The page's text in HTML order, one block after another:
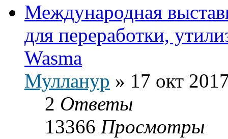
Международная
для переработки,
Wasma
Мулланур » 17 окт
2 Ответы
13366 Просмотры